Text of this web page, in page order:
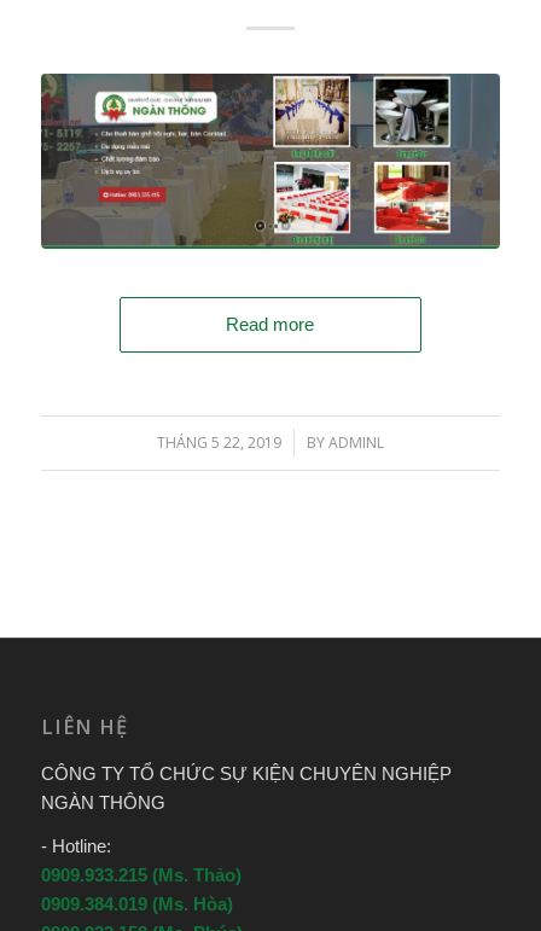
Read more
THÁNG 5 22, 2019
/ BYADMINL
LIÊN HỆ
CÔNG TY TỔ CHỨC SỰ KIỆN CHUYÊN NGHIỆP
NGÀN THÔNG
- Hotline:
0909.933.215 (Ms. Thảo)
0909.384.019 (Ms. Hòa)